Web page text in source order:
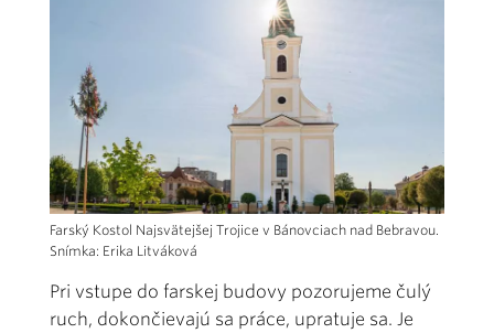
Farský Kostol Najsvätejšej Trojice v Bánovciach nad Bebravou.
Snímka: Erika Litváková
Pri vstupe do farskej budovy pozorujeme čulý
ruch, dokončievajú sa práce, upratuje sa. Je